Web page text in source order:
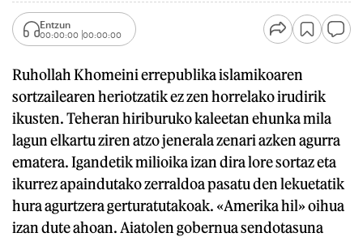
Entzun
00:00:00 00:00:00
Ruhollah Khomeini errepublika islamikoaren
sortzailearen heriotzatik ez zen horrelako irudirik
ikusten. Teheran hiriburuko kaleetan ehunka mila
lagun elkartu ziren atzo jenerala zenari azken agurra
ematera. Igandetik milioika izan dira lore sortaz eta
ikurrez apaindutako zerraldoa pasatu den lekuetatik
hura agurtzera gerturatutakoak. «Amerika hil» oihua
izan dute ahoan. Aiatolen gobernua sendotasuna